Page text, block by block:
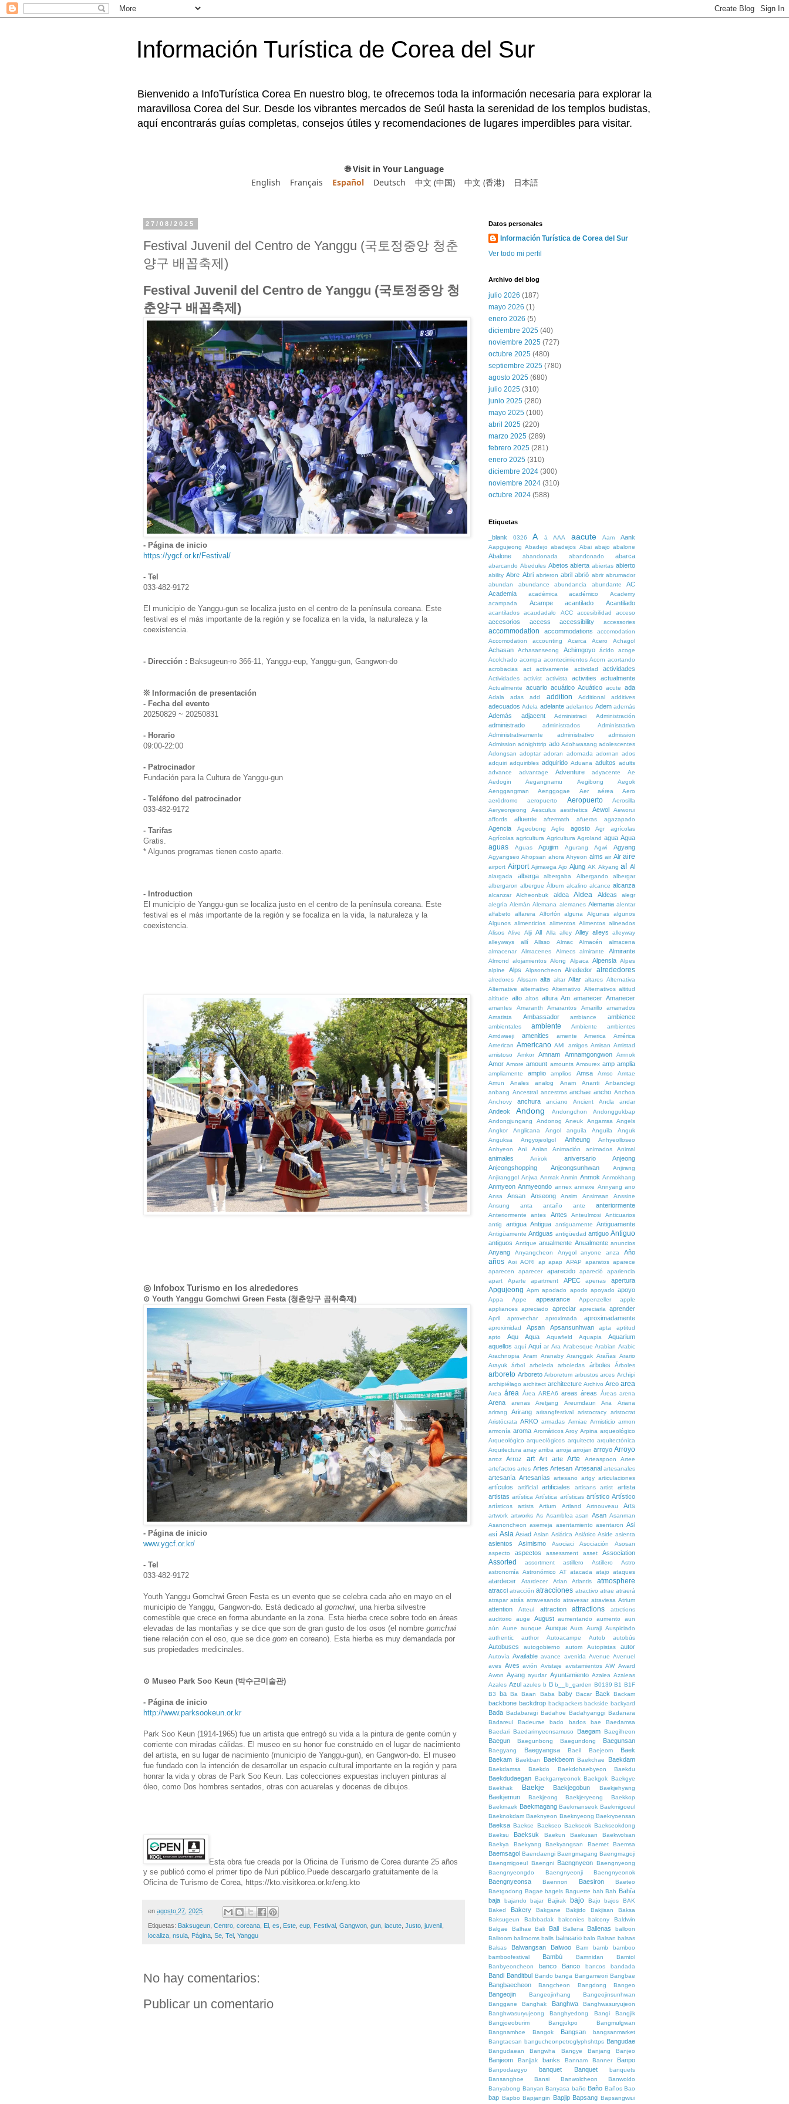
Información Turística de Corea del Sur
Bienvenido a InfoTurística Corea En nuestro blog, te ofrecemos toda la información necesaria para explorar la
maravillosa Corea del Sur. Desde los vibrantes mercados de Seúl hasta la serenidad de los templos budistas,
aquí encontrarás guías completas, consejos útiles y recomendaciones de lugares imperdibles para visitar.
🌐 Visit in Your Language
English
Français Español Deutsch 中文 (中国) 中文 (香港) 日本語
27/08/2025
Festival Juvenil del Centro de Yanggu (국토정중앙 청춘
양구 배꼽축제)
Festival Juvenil del Centro de Yanggu (국토정중앙 청
춘양구 배꼽축제)
- Página de inicio
https://ygcf.or.kr/Festival/
- Tel
033-482-9172
El municipio de Yanggu-gun se localiza justo en el centro de la península coreana. Este
festival es el más importante de la región y se focaliza en la vida, la naturaleza y la
coexistencia.
- Dirección : Baksugeun-ro 366-11, Yanggu-eup, Yanggu-gun, Gangwon-do
※ Información de presentación
- Fecha del evento
20250829 ~ 20250831
- Horario
09:00-22:00
- Patrocinador
Fundación para la Cultura de Yanggu-gun
- Teléfono del patrocinador
033-482-9172
- Tarifas
Gratis.
* Algunos programas tienen costo aparte.
- Introduction
El municipio de Yanggu-gun se localiza justo en el centro de la península coreana. Este
festival es el más importante de la región y se focaliza en la vida, la naturaleza y la
coexistencia.
◎ Infobox Turismo en los alrededores
⊙ Youth Yanggu Gomchwi Green Festa (청춘양구 곰취축제)
- Página de inicio
www.ygcf.or.kr/
- Tel
033-482-9172
Youth Yanggu Gomchwi Green Festa es un evento que se celebra cada año en mayo en el
municipio de Yanggu, Gangwon-do. Está dedicado al gomchwi , una hierba silvestre
comestible que crece en forma abundante en la zona. Esta hierba crece sobre todo en áreas
elevadas de las montañas y se dice que son de gran gusto de los osos (el nombre gomchwi
tiene relación con el oso, que se dice gom en coreano). Esta hierba es muy demandada por
sus propiedades medicinales.
⊙ Museo Park Soo Keun (박수근미술관)
- Página de inicio
http://www.parksookeun.or.kr
Park Soo Keun (1914-1965) fue un artista que entregó su vida a la pintura de gente común y
corriente con miradas cálidas. El museo en su honor fue construido en el lugar de nacimiento
del artista, en su lugar de nacimiento (municipio de Yanggu-gun), en Gangwon-do. El museo
fue fundado con la intención de desarrollar un espacio cultural importante en la región y para
honrar la vida y obras de Park Soo Keun. Las colecciones expuestas incluyen pinturas al
óleo, como Dos hombres sentados, otras con acuarelas y docenas de dibujos.
Esta obra fue creada por la Oficina de Turismo de Corea durante 25 años
y se publicó como el primer tipo de Nuri público.Puede descargarlo gratuitamente de la
Oficina de Turismo de Corea, https://kto.visitkorea.or.kr/eng.kto
en agosto 27, 2025
Etiquetas: Baksugeun Centro coreana El es Este eup Festival Gangwon gun iacute Justo juvenil
localiza nsula Página Se Tel Yanggu
No hay comentarios:
Publicar un comentario
Datos personales
Información Turística de Corea del Sur
Ver todo mi perfil
Archivo del blog
julio 2026 (187)
mayo 2026 (1)
enero 2026 (5)
diciembre 2025 (40)
noviembre 2025 (727)
octubre 2025 (480)
septiembre 2025 (780)
agosto 2025 (680)
julio 2025 (310)
junio 2025 (280)
mayo 2025 (100)
abril 2025 (220)
marzo 2025 (289)
febrero 2025 (281)
enero 2025 (310)
diciembre 2024 (300)
noviembre 2024 (310)
octubre 2024 (588)
Etiquetas
_blank 0326 A à AAA aacute Aam Aank
Aapgujeong Abadejo abadejos Abai abajo abalone
Abalone abandonada abandonado abarca
abarcando Abedules Abetos abierta abiertas abierto
ability Abre Abri abrieron abril abrió abrir abrumador
abundan
abundance abundancia abundante
AC
Academia
académica académico
Academy
acampada
Acampe acantilado Acantilado
acantilados acaudadalo ACC accesibilidad acceso
accesorios access accessibility accessories
accommodation accommodations
accomodation
Accomodation
accounting Acerca Acero Achagol
Achasan Achasanseong Achimgoyo ácido
acoge
Acolchado acompa acontecimientos Acorn acortando
acrobacias
act activamente actividad actividades
Actividades activist activista activities actualmente
Actualmente acuario acuático Acuático acute ada
Adala adas add addition Additional additives
adecuados Adela adelante adelantos Adem además
Además adjacent Administraci Administración
administrado administrados
Administrativa
Administrativamente
administrativo
admission
Admission adnighttrip ado Adohwasang adolescentes
Adongsan adoptar adoran adornada adornan ados
adquiri adquiribles adquirido Aduana adultos adults
advance
advantage Adventure adyacente
Ae
Aedogin
Aegangnamu Aegibong
Aegok
Aenggangman
Aenggogae Aer aérea
Aero
aeródromo
aeropuerto Aeropuerto
Aerosilla
Aeryeonjeong
Aesculus aesthetics Aewol
Aeworui
affords
afluente aftermath afueras agazapado
Agencia Ageobong Aglio agosto Agr
agrícolas
Agrícolas agricultura Agricultura Agroland agua Agua
aguas Aguas Agujjim Agurang Agwi Agyang
Agyangseo Ahopsan ahora Ahyeon aims air Air aire
airport Airport Ajimaega Ajo Ajung AK Akyang al Al
alargada alberga albergaba Albergando
albergar
albergaron albergue Álbum alcalino alcance alcanza
alcanzar Alcheonbuk aldea Aldea Aldeas
alegr
alegría Alemán Alemana alemanes Alemania alentar
alfabeto
alfarera Alforfón alguna Algunas
algunos
Algunos alimenticios alimentos Alimentos alineados
Alisos Alive Alji All Alla alley Alley alleys
alleyway
alleyways
allí Allsso Almac Almacén
almacena
almacenar
Almacenes Almecs almirante Almirante
Almond alojamientos Along Alpaca Alpensia Alpes
alpine
Alps Alpsoncheon Alrededor alrededores
alredores Alssam alta altar Altar altares Alternativa
Alternative
alternativo Alternativo Alternativos altitud
altitude
alto altos altura Am amanecer Amanecer
amantes Amaranth Amarantos Amarillo
amarrados
Amatista
Ambassador ambiance ambience
ambientales ambiente Ambiente
ambientes
Amdwaeji
amenities amente America
América
American Americano AMI amigos Amisan Amistad
amistoso
Amkor Amnam Amnamgongwon Amnok
Amor Amore amount amounts Amourex amp amplia
ampliamente amplio amplios Amsa Amso
Amtae
Amun
Anales analog Anam Ananti
Anbandegi
anbang Ancestral ancestros anchae ancho Anchoa
Anchovy
anchura anciano Ancient Ancla andar
Andeok Andong Andongchon
Andonggukbap
Andongjungang
Andonog Aneuk Angamsa
Angels
Angkor
Anglicana Angol anguila Anguila
Anguk
Anguksa
Angyojeolgol Anheung
Anhyeolloseo
Anhyeon
Ani Anian Animación animados Animal
animales Anirok aniversario
Anjeong
Anjeongshopping
Anjeongsunhwan
Anjirang
Anjiranggol Anjwa Anmak Anmin Anmok Anmokhang
Anmyeon Anmyeondo annex annexe Annyang ano
Ansa
Ansan Anseong Ansim Ansimsan
Anssine
Ansung
anta antaño ante anteriormente
Anteriormente antes Antes Anteulmosi
Anticuarios
antig
antigua Antigua antiguamente Antiguamente
Antigüamente Antiguas antigüedad antiguo Antiguo
antiguos Antique anualmente Anualmente anuncios
Anyang Anyangcheon Anygol anyone anza Año
años Aoi AORI ap apap APAP aparatos aparece
aparecen
aparecer aparecido apareció
apariencia
apart
Aparte apartment APEC apenas apertura
Apgujeong Apm apodado apodo apoyado apoyo
Appa Appe appearance Appenzeller
apple
appliances apreciado apreciar apreciarla aprender
April aprovechar aproximada aproximadamente
aproximidad Apsan Apsansunhwan apta
aptitud
apto
Aqu Aqua Aquafield Aquapia
Aquarium
aquellos aquí Aquí ar Ara Arabesque Arabian Arabic
Arachnopia
Aram Aranaby Aranggak Arañas Arario
Arayuk
árbol arboleda arboledas árboles Árboles
arboreto Arboreto Arboretum arbustos arces Archipi
archipiélago architect architecture Archivo Arco area
Area área Área AREA6 areas áreas Áreas arena
Arena arenas Aretjang Areumdaun Aria
Ariana
arirang
Arirang arirangfestival aristocracy
aristocrat
Aristócrata ARKO armadas Armiae Armisticio armon
armonía aroma Aromáticos Aroy Arpina arqueológico
Arqueológico arqueológicos arquitecto arquitectónica
Arquitectura array arriba arroja arrojan arroyo Arroyo
arroz Arroz art Art arte Arte Arteaspoon
Artee
artefactos artes Artes Artesan Artesanal artesanales
artesanía Artesanías artesano artgy articulaciones
artículos artificial artificiales artisans artist
artista
artistas artística Artística artísticas artístico Artístico
artísticos artists Artium Artland Artnouveau Arts
artwork artworks As Asamblea asan Asan Asanman
Asanoncheon asemeja asentamiento asentaron Asi
así Asia Asiad Asian Asiática Asiático Aside asienta
asientos Asimismo Asociaci Asociación
Asosan
aspecto
aspectos assessment asset Association
Assorted assortment astillero Astillero
Astro
astronomía
Astronómico AT atacada atajo ataques
atardecer Atardecer Atlan Atlantis atmosphere
atracci atracción atracciones atractivo atrae atraerá
atrapar atrás atravesando atravesar atraviesa Atrium
attention Atteul attraction attractions
attrctions
auditorio
auge August aumentando aumento
aun
aún
Aune aunque Aunque Aura Auraji Auspiciado
authentic
author Autoacampe Autob autobús
Autobuses autogobierno autom Autopistas autor
Autovía Available avance avenida Avenue Avenuel
aves Aves avión Avistaje avistamientos AW Award
Awon Ayang ayudar Ayuntamiento Azalea Azaleas
Azales Azul azules b B b__b_garden B0139 B1 B1F
B3
ba Ba Baan Baba baby Bacar Back Backam
backbone backdrop backpackers backside backyard
Bada Badabaragi Badahoe Badahyanggi Badanara
Badareul
Badeurae bado bados bae
Baedamsa
Baedari Baedarimyeonsamuso Baegam Baegilheon
Baegun Baegunbong Baegundong Baegunsan
Baegyang Baegyangsa Baeil Baejeom
Baek
Baekam Baekban Baekbeom Baekchae Baekdam
Baekdamsa Baekdo Baekdohaebyeon Baekdu
Baekdudaegan Baekgamyeonok Baekgok Baekgye
Baekhak
Baekje Baekjegobun Baekjehyang
Baekjemun Baekjeong Baekjeryeong
Baekkop
Baekmaek Baekmagang Baekmanseok Baekmigoeul
Baeknokdam Baeknyeon Baeknyeong Baekryoensan
Baeksa Baekse Baekseo Baekseok Baekseokdong
Baeksu
Baeksuk Baekun Baekusan
Baekwolsan
Baekya
Baekyang Baekyangsan Baemet Baemsa
Baemsagol Baendaengi Baengmagang Baengmagoji
Baengmigoeul Baengni Baengnyeon Baengnyeong
Baengnyeongdo
Baengnyeonji Baengnyeonok
Baengnyeonsa Baennori Baesiron
Baeteo
Baetgodong Bagae bagels Baguette bah Bah Bahía
baja
bajando bajar Bajirak bajo Bajo bajos
BAK
Baked
Bakery Bakgane Bakjido Bakjisan
Baksa
Baksugeun
Balbbadak balconies balcony
Baldwin
Balgae
Balhae Bali Ball Ballena Ballenas
balloon
Ballroom ballrooms balls balneario balo Balsan balsas
Balsas
Balwangsan Balwoo Bam bamb
bamboo
bamboofestival
Bambú Bamnidan
Bamtol
Banbyeoncheon
banco Banco bancos bandada
Bandi Banditbul Bando banga Bangameori Bangbae
Bangbaecheon Bangcheon Bangdong Bangeo
Bangeojin Bangeojinhang
Bangeojinsunhwan
Banggane
Banghak Banghwa
Banghwasuryujeon
Banghwasuryujeong
Banghyedong Bangi
Bangjik
Bangjoeoburim
Bangjukpo
Bangmulgwan
Bangnamhoe
Bangok Bangsan
bangsanmarket
Bangtaesan bangucheonpetroglyphshttps Bangudae
Bangudaean Bangwha Bangye Banjang Banjeo
Banjeom Banjjak banks Bannam Banner Banpo
Banpodaegyo banquet Banquet
banquets
Bansanghoe
Bansi Banwolcheon
Banwoldo
Banyabong Banyan Banyasa baño Baño Baños Bao
bap Bapbo Bapjangin Bapjip Bapsang Bapsangwiui